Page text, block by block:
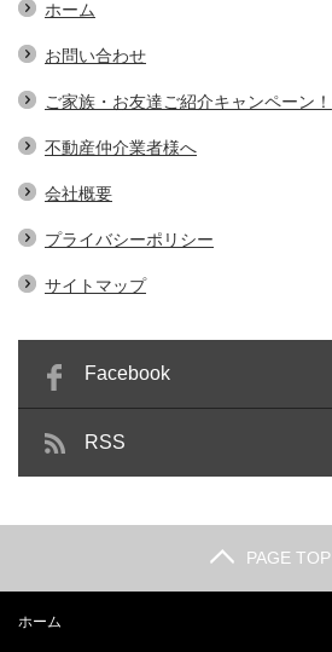
ホーム
お問い合わせ
ご家族・お友達ご紹介キャンペーン！
不動産仲介業者様へ
会社概要
プライバシーポリシー
サイトマップ
Facebook
RSS
PAGE TOP
ホーム